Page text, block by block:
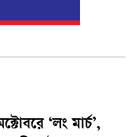
‘লং মার্চ’,